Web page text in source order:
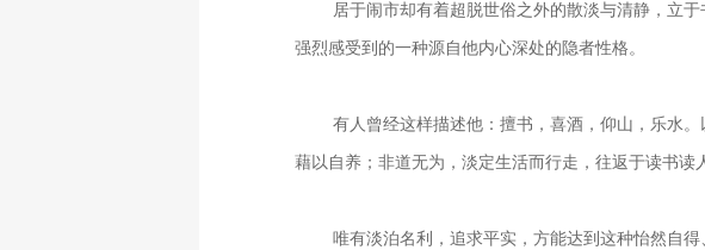
居于闹市却有着超脱世俗之外的散淡与清静，立
强烈感受到的一种源自他内心深处的隐者性格。
有人曾经这样描述他：擅书，喜酒，仰山，乐水
藉以自养；非道无为，淡定生活而行走，往返于读书
唯有淡泊名利，追求平实，方能达到这种怡然自